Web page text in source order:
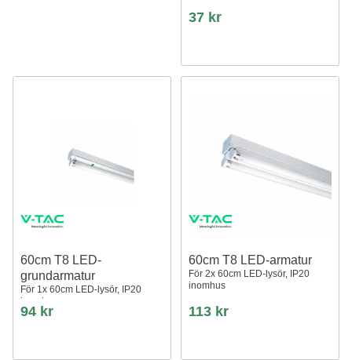
37 kr
60cm T8 LED-
grundarmatur
För 1x 60cm LED-lysör, IP20
inomhus
94 kr
60cm T8 LED-armatur
För 2x 60cm LED-lysör, IP20
inomhus
113 kr